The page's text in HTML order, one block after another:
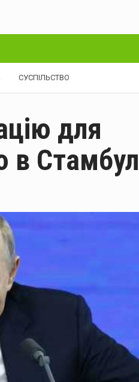
СУСПІЛЬСТВО
для
в